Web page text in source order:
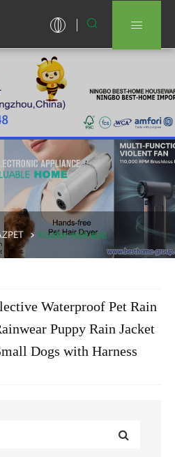
 
Kisállat esőkabát
Waterproof Pet Rain
Puppy Rain Jacket
Dogs with Harness